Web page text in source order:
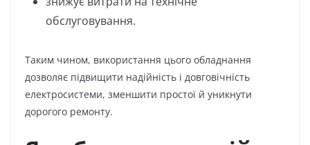
обслуговування.
Таким чином, використання цього обладнання
дозволяє підвищити надійність і довговічність
електросистеми, зменшити простої й уникнути
дорогого ремонту.